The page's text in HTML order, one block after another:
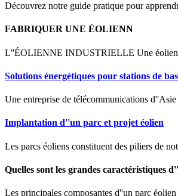
Découvrez notre guide pratique pour
FABRIQUER UNE ÉOLIENN
L''ÉOLIENNE INDUSTRIELLE Une
Solutions énergétiques pour stations de
Une entreprise de télécommunications
Implantation d''un parc et projet éolien
Les parcs éoliens constituent des piliers de
Quelles sont les grandes caractéristiques
Les principales composantes d''un parc